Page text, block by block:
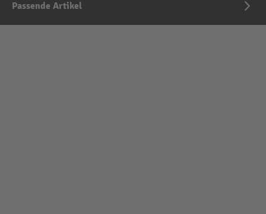
Passende Artikel